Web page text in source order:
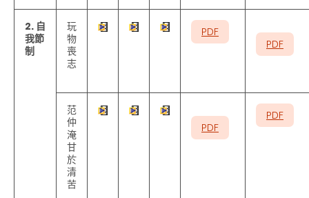
2. 自
我節
制
玩
物
喪
志
PDF
PDF
范
仲
淹
甘
於
清
苦
PDF
PDF